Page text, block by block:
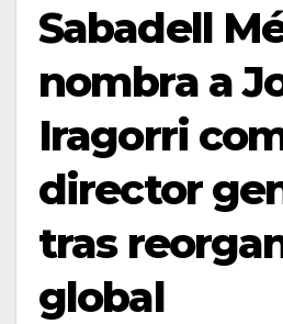
Sabadell
nombra a
Iragorri
director
tras
global